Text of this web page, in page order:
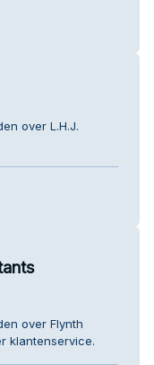
over L.H.J.
over Flynth
klantenservice.